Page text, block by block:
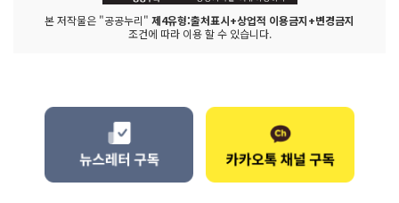
본 저작물은 "공공누리" 제4유형:출처표시+상업적 이용금지+변경금지
조건에 따라 이용 할 수 있습니다.